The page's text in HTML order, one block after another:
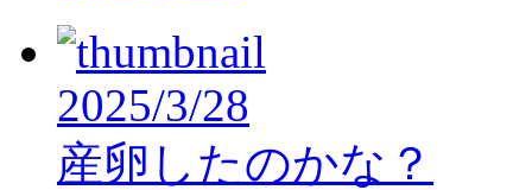
2025/3/28
産卵したのかな？